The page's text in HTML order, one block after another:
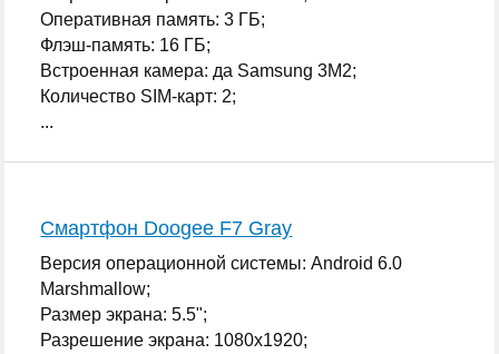
Оперативная память: 3 ГБ;
Флэш-память: 16 ГБ;
Встроенная камера: да Samsung 3M2;
Количество SIM-карт: 2;
...
Смартфон Doogee F7 Gray
Версия операционной системы: Android 6.0
Marshmallow;
Размер экрана: 5.5";
Разрешение экрана: 1080x1920;